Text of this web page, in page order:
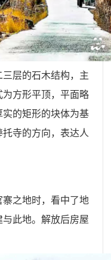
层的石木结构，主
方形平顶，平面略
的矩形的块体为基
寺的方向，表达人
之地时，看中了地
此地。解放后房屋